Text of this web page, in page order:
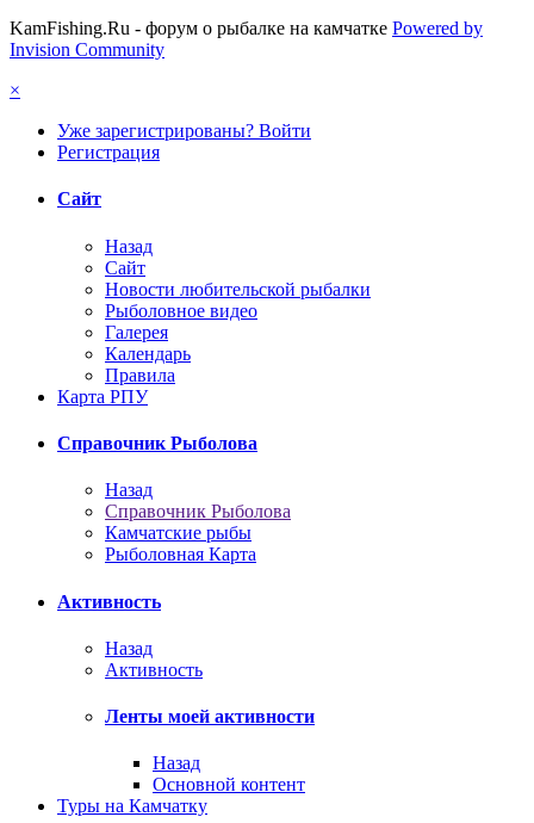
KamFishing.Ru - форум о рыбалке на камчатке Powered by
Invision Community
×
Уже зарегистрированы? Войти
Регистрация
Сайт
Назад
Сайт
Новости любительской рыбалки
Рыболовное видео
Галерея
Календарь
Правила
Карта РПУ
Справочник Рыболова
Назад
Справочник Рыболова
Камчатские рыбы
Рыболовная Карта
Активность
Назад
Активность
Ленты моей активности
Назад
Основной контент
Туры на Камчатку